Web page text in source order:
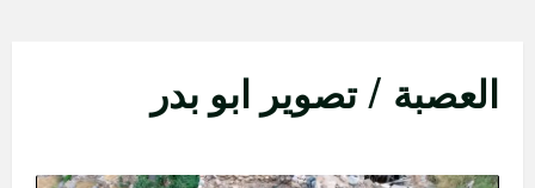
العصبة / تصوير ابو بدر